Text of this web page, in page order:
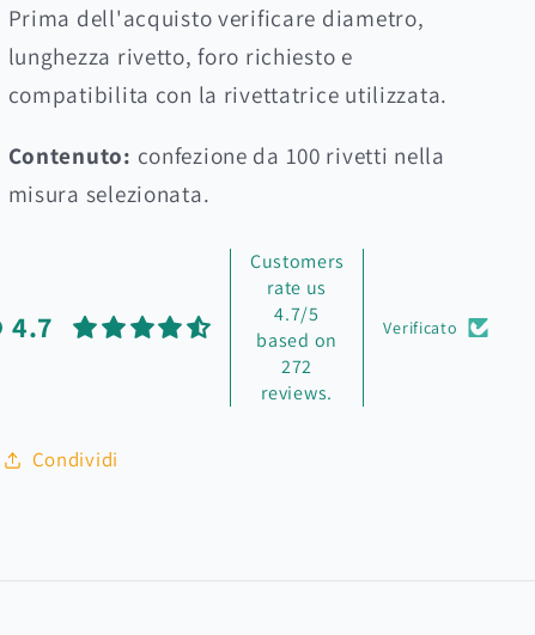
Prima dell'acquisto verificare diametro,
lunghezza rivetto, foro richiesto e
compatibilita con la rivettatrice utilizzata.
Contenuto: confezione da 100 rivetti nella
misura selezionata.
4.7
Customers
rate us
4.7/5
based on
272
reviews.
Verificato
Condividi